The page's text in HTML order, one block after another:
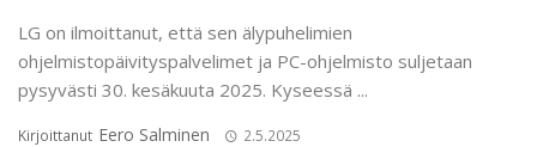
LG on ilmoittanut, että sen älypuhelimien
ohjelmistopäivityspalvelimet ja PC-ohjelmisto suljetaan
pysyvästi 30. kesäkuuta 2025. Kyseessä ...
Kirjoittanut Eero Salminen 2.5.2025